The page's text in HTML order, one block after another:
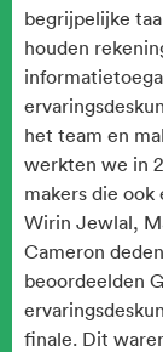
begrijpelijke
houden
het team en
werkten we in
makers die ook
Wirin Jewlal,
Cameron
beoordeelden
finale. Dit